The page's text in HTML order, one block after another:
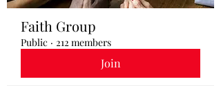
Faith Group
Public · 212 members
Join